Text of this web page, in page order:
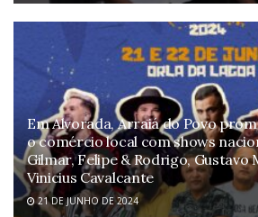
Em Alvorada, Arraiá do Povo
o comércio local com shows
Gilmar, Felipe & Rodrigo, Gustavo
Vinicius Cavalcante
21 DE JUNHO DE 2024